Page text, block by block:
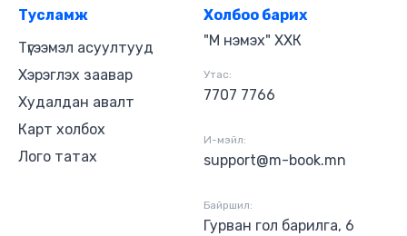
Тусламж
Түгээмэл асуултууд
Хэрэглэх заавар
Худалдан авалт
Карт холбох
Лого татах
Холбоо барих
"М нэмэх" ХХК
Утас:
7707 7766
И-мэйл:
support@m-book.mn
Байршил:
Гурван гол барилга, 6